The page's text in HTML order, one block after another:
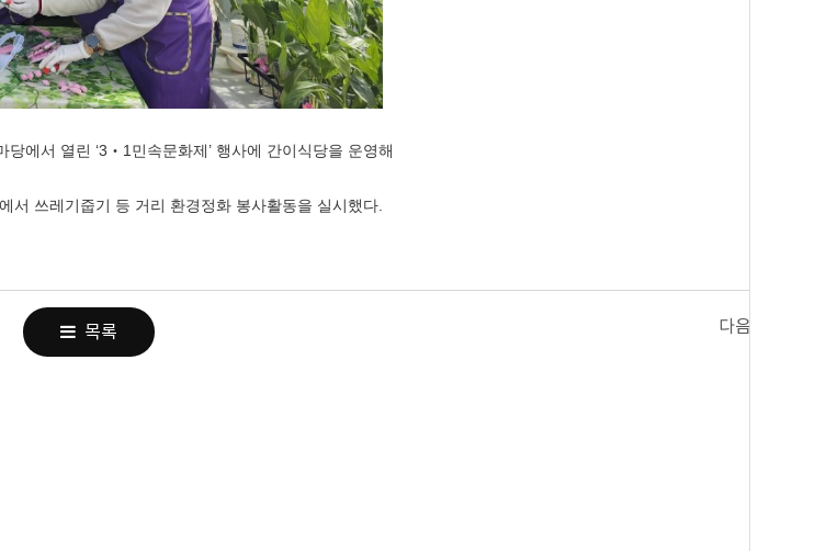
당에서 열린 ‘3 ‧ 1민속문화제’ 행사에 간이식당을 운영해
서 쓰레기줍기 등 거리 환경정화 봉사활동을 실시했다.
목록 다음